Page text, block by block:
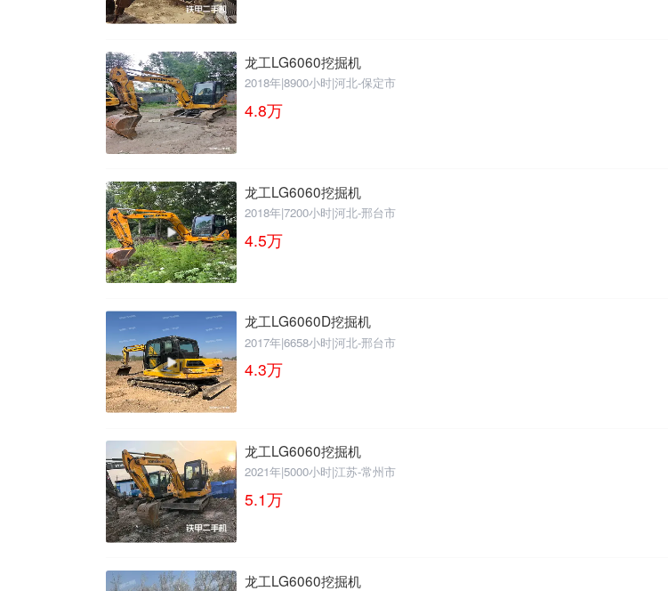
龙工LG6060挖掘机
2018年|8900小时|河北-保定市
4.8万
龙工LG6060挖掘机
2018年|7200小时|河北-邢台市
4.5万
龙工LG6060D挖掘机
2017年|6658小时|河北-邢台市
4.3万
龙工LG6060挖掘机
2021年|5000小时|江苏-常州市
5.1万
龙工LG6060挖掘机